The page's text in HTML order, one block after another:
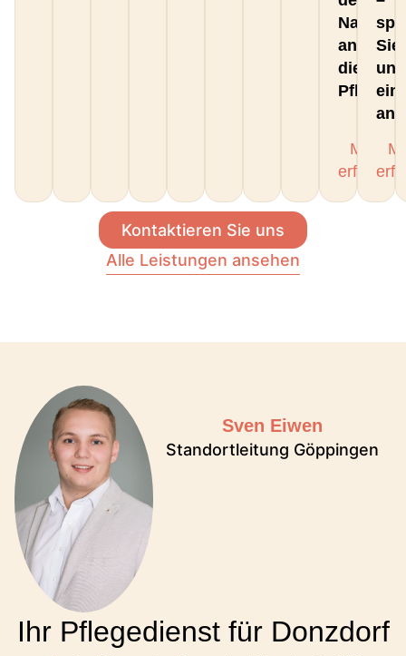
an
die
Mehr
erfahren
Sie
uns
an.
Kontaktieren Sie uns
Alle Leistungen ansehen
Sven Eiwen
Standortleitung Göppingen
Ihr Pflegedienst für Donzdorf